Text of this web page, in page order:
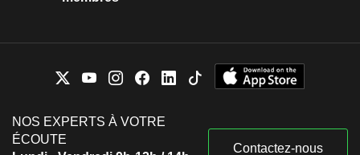
NOS EXPERTS À VOTRE
ÉCOUTE
Contactez-nous